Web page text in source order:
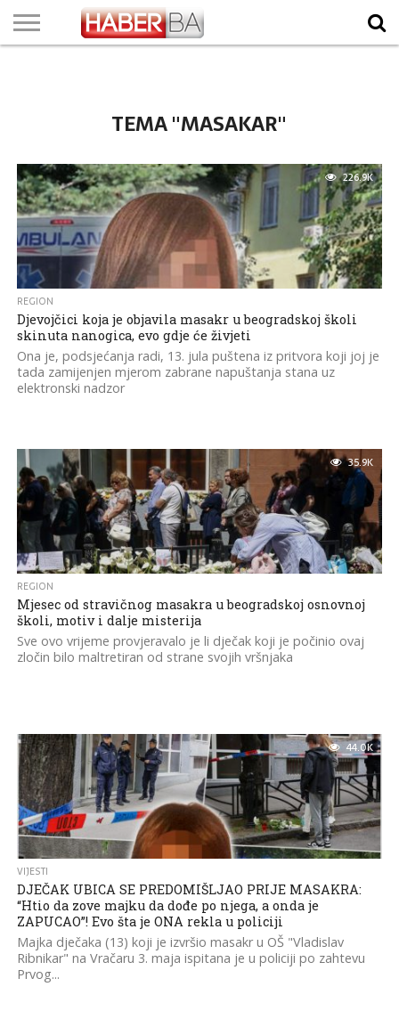
TEMA "MASAKAR"
226.9K
REGION
Djevojčici koja je objavila masakr u beogradskoj školi
skinuta nanogica, evo gdje će živjeti
Ona je, podsjećanja radi, 13. jula puštena iz pritvora koji joj je
tada zamijenjen mjerom zabrane napuštanja stana uz
elektronski nadzor
35.9K
REGION
Mjesec od stravičnog masakra u beogradskoj osnovnoj
školi, motiv i dalje misterija
Sve ovo vrijeme provjeravalo je li dječak koji je počinio ovaj
zločin bilo maltretiran od strane svojih vršnjaka
44.0K
VIJESTI
DJEČAK UBICA SE PREDOMIŠLJAO PRIJE MASAKRA:
“Htio da zove majku da dođe po njega, a onda je
ZAPUCAO”! Evo šta je ONA rekla u policiji
Majka dječaka (13) koji je izvršio masakr u OŠ "Vladislav
Ribnikar" na Vračaru 3. maja ispitana je u policiji po zahtevu
Prvog...